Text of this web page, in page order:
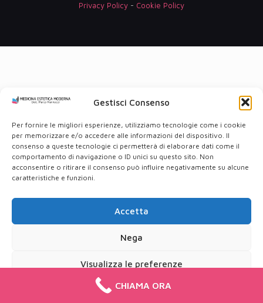
Gestisci Consenso
Per fornire le migliori esperienze, utilizziamo tecnologie come i cookie
per memorizzare e/o accedere alle informazioni del dispositivo. Il
consenso a queste tecnologie ci permetterà di elaborare dati come il
comportamento di navigazione o ID unici su questo sito. Non
acconsentire o ritirare il consenso può influire negativamente su alcune
caratteristiche e funzioni.
Accetta
Nega
Visualizza le preferenze
Cookie PolicyPrivacy Policy
Privacy Policy - Cookie Policy
CHIAMA ORA